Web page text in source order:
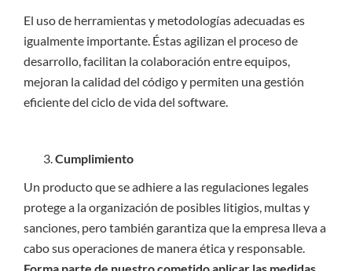
El uso de herramientas y metodologías adecuadas es
igualmente importante. Éstas agilizan el proceso de
desarrollo, facilitan la colaboración entre equipos,
mejoran la calidad del código y permiten una gestión
eficiente del ciclo de vida del software.
Cumplimiento
Un producto que se adhiere a las regulaciones legales
protege a la organización de posibles litigios, multas y
sanciones, pero también garantiza que la empresa lleva a
cabo sus operaciones de manera ética y responsable.
Forma parte de nuestro cometido aplicar las medidas